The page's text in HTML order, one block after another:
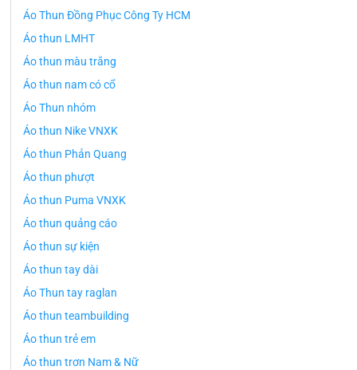
Áo Thun Đồng Phục Công Ty HCM
Áo thun LMHT
Áo thun màu trắng
Áo thun nam có cổ
Áo Thun nhóm
Áo thun Nike VNXK
Áo thun Phản Quang
Áo thun phượt
Áo thun Puma VNXK
Áo thun quảng cáo
Áo thun sự kiện
Áo thun tay dài
Áo Thun tay raglan
Áo thun teambuilding
Áo thun trẻ em
Áo thun trơn Nam & Nữ